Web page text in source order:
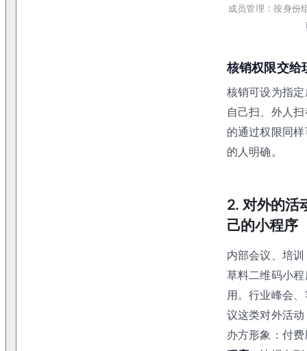
成员管理：按身份
核销权限交给
核销可设为指
自己扫、外人
的通过权限同
的人明确。
2. 对外的活
己的小程序
内部会议、培
草料二维码小
用。行业峰会
议这类对外活
办方形象：付